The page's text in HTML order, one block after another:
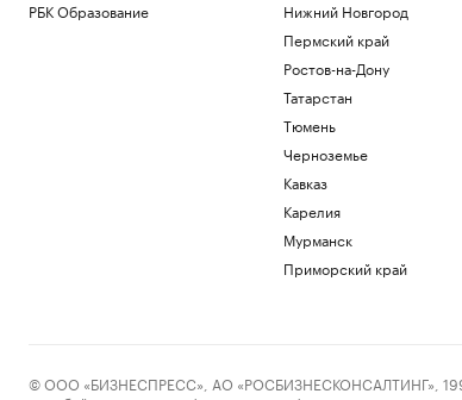
РБК Образование
Нижний Новгород
Пермский край
Ростов-на-Дону
Татарстан
Тюмень
Черноземье
Кавказ
Карелия
Мурманск
Приморский край
© ООО «БИЗНЕСПРЕСС», АО «РОСБИЗНЕСКОНСАЛТИНГ»,